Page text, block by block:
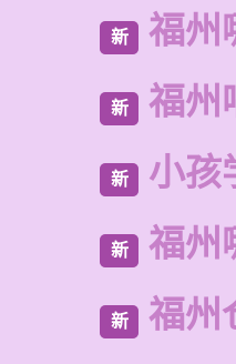
新 福州
新 福州
新 小孩
新 福州
新 福州